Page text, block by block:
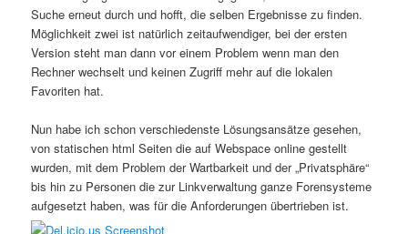
Suche erneut durch und hofft, die selben Ergebnisse zu finden.
Möglichkeit zwei ist natürlich zeitaufwendiger, bei der ersten
Version steht man dann vor einem Problem wenn man den
Rechner wechselt und keinen Zugriff mehr auf die lokalen
Favoriten hat.
Nun habe ich schon verschiedenste Lösungsansätze gesehen,
von statischen html Seiten die auf Webspace online gestellt
wurden, mit dem Problem der Wartbarkeit und der „Privatsphäre“
bis hin zu Personen die zur Linkverwaltung ganze Forensysteme
aufgesetzt haben, was für die Anforderungen übertrieben ist.